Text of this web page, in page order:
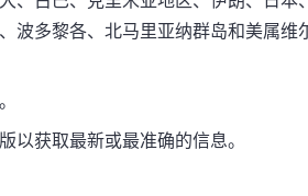
波多黎各、北马里亚纳群岛和美属维
以获取最新或最准确的信息。